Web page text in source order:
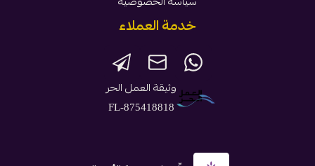
خدمة العملاء
وثيقة العمل الحر
FL-875418818